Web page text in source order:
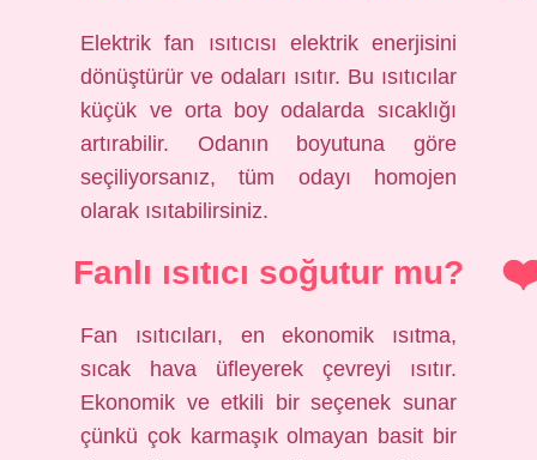
Elektrik fan ısıtıcısı elektrik enerjisini
dönüştürür ve odaları ısıtır. Bu ısıtıcılar
küçük ve orta boy odalarda sıcaklığı
artırabilir. Odanın boyutuna göre
seçiliyorsanız, tüm odayı homojen
olarak ısıtabilirsiniz.
Fanlı ısıtıcı soğutur mu?
Fan ısıtıcıları, en ekonomik ısıtma,
sıcak hava üfleyerek çevreyi ısıtır.
Ekonomik ve etkili bir seçenek sunar
çünkü çok karmaşık olmayan basit bir